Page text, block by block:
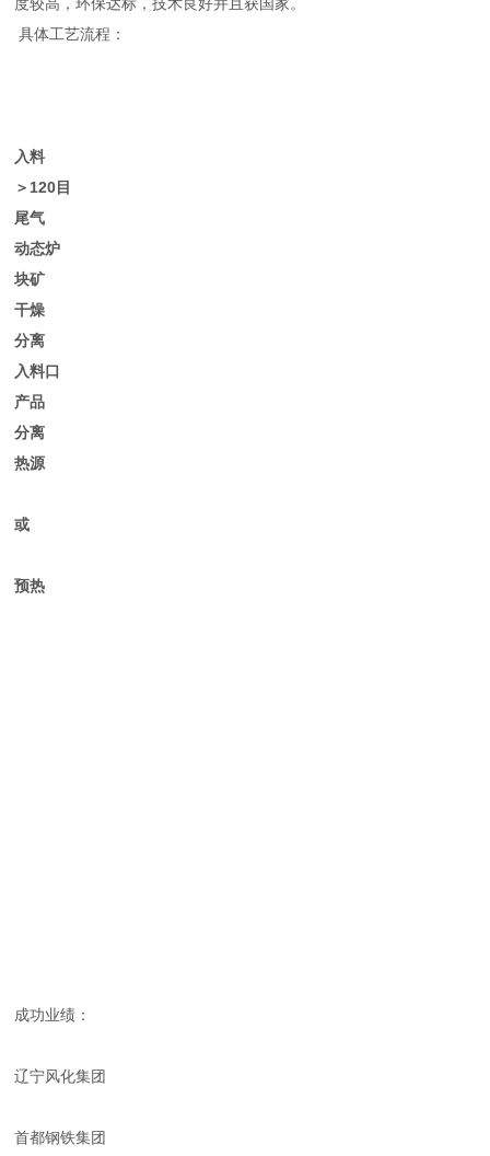
具体工艺流程：
入料
＞120目
尾气
动态炉
块矿
干燥
分离
入料口
产品
分离
热源
或
预热
成功业绩：
辽宁风化集团
首都钢铁集团